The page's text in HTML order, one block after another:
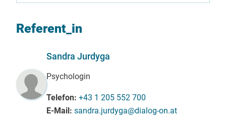
Referent_in
Sandra Jurdyga
Psychologin
Telefon +43 1 205 552 700
E-Mail sandra.jurdyga@dialog-on.at